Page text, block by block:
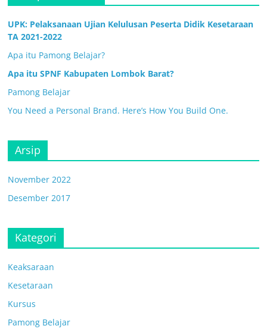
UPK: Pelaksanaan Ujian Kelulusan Peserta Didik Kesetaraan
TA 2021-2022
Apa itu Pamong Belajar?
Apa itu SPNF Kabupaten Lombok Barat?
Pamong Belajar
You Need a Personal Brand. Here’s How You Build One.
Arsip
November 2022
Desember 2017
Kategori
Keaksaraan
Kesetaraan
Kursus
Pamong Belajar